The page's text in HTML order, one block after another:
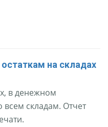
на складах
в денежном
складам. Отчет